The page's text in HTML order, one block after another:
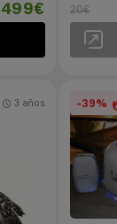
499€ 20€
3 años -39%